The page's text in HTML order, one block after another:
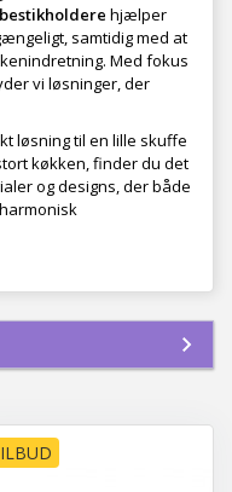
bestikholdere hjælper
samtidig med at
Med fokus
vi løsninger, der
løsning til en lille skuffe
køkken, finder du det
og designs, der både